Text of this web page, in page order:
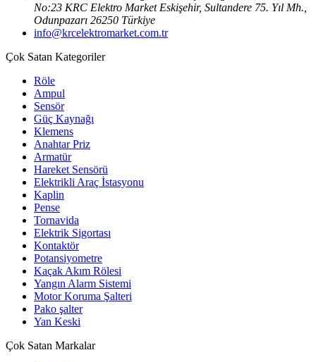
No:23 KRC Elektro Market Eskişehir, Sultandere 75. Yıl Mh.,
Odunpazarı 26250 Türkiye
info@krcelektromarket.com.tr
Çok Satan Kategoriler
Röle
Ampul
Sensör
Güç Kaynağı
Klemens
Anahtar Priz
Armatür
Hareket Sensörü
Elektrikli Araç İstasyonu
Kaplin
Pense
Tornavida
Elektrik Sigortası
Kontaktör
Potansiyometre
Kaçak Akım Rölesi
Yangın Alarm Sistemi
Motor Koruma Şalteri
Pako şalter
Yan Keski
Çok Satan Markalar